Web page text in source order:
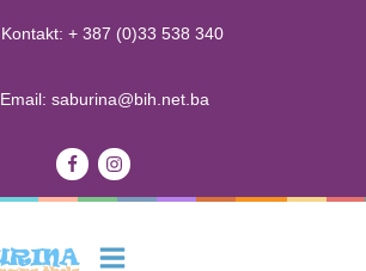
Kontakt: + 387 (0)33 538 340
Email: saburina@bih.net.ba